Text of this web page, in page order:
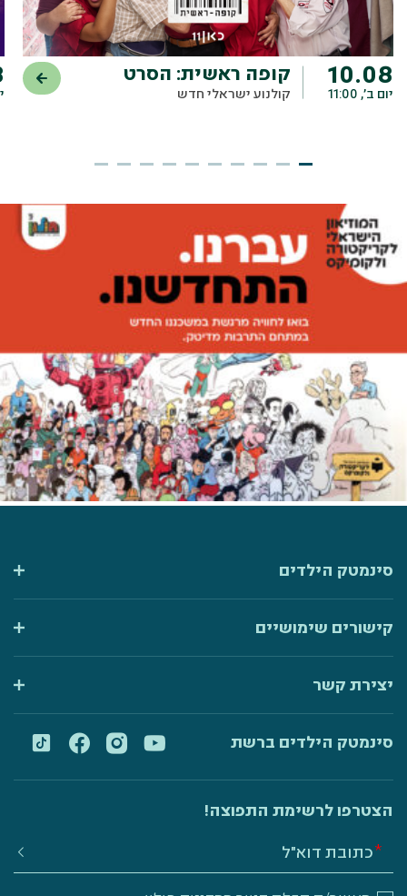
10.08
יום ב׳, 11:00
קופה ראשית: הסרט
קולנוע ישראלי חדש
סינמטק הילדים
קישורים שימושיים
יצירת קשר
הצטרפו לרשימת התפוצה!
סינמטק הילדים ברשת